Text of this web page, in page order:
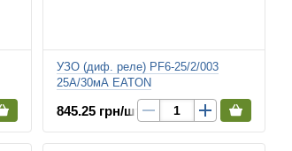
УЗО (диф. реле) PF6-25/2/003
25А/30мА EATON
845.25 грн/шт.